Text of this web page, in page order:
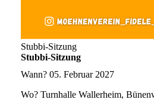
Stubbi-Sitzung
Stubbi-Sitzung
Wann? 05. Februar 2027
Wo? Turnhalle Wallerheim,